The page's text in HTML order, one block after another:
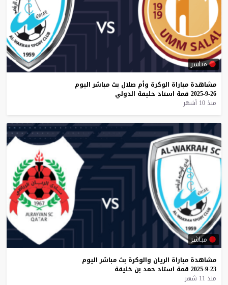
مباشر
مشاهدة مباراة الوكرة وأم صلال بث مباشر اليوم
26-9-2025
قمة استاد خليفة الدولي
منذ 10 أشهر
مباشر
مشاهدة مباراة الريان والوكرة بث مباشر اليوم
23-9-2025
قمة استاد حمد بن خليفة
منذ 11 شهر